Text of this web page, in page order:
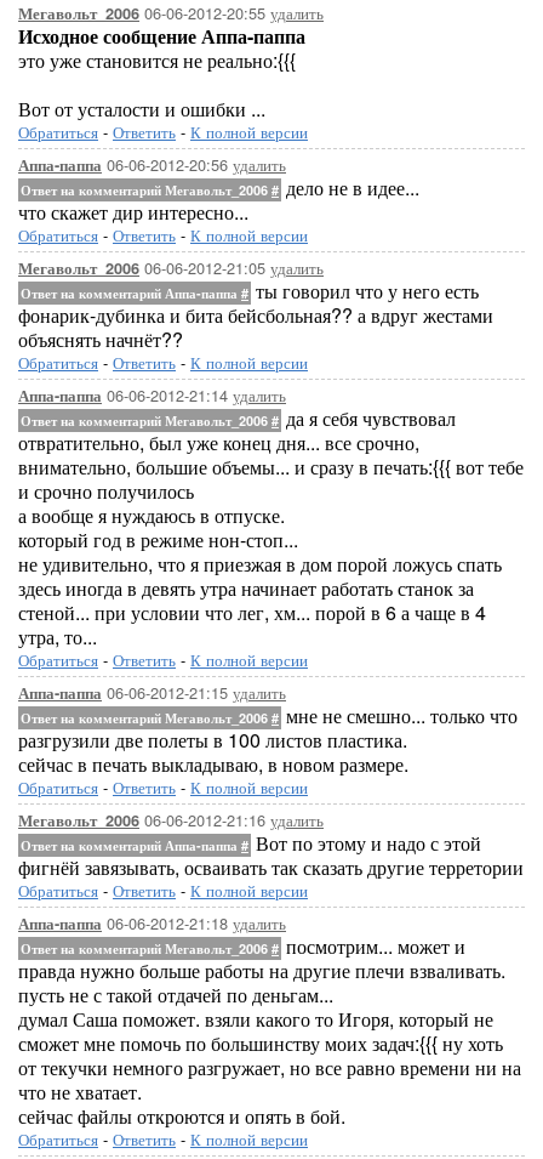
Мегавольт_2006 06-06-2012-20:55 удалить
Исходное сообщение Аппа-паппа
это уже становится не реально:{{{
Вот от усталости и ошибки ...
Обратиться - Ответить - К полной версии
Аппа-паппа 06-06-2012-20:56 удалить
Ответ на комментарий Мегавольт_2006 # дело не в идее...
что скажет дир интересно...
Обратиться - Ответить - К полной версии
Мегавольт_2006 06-06-2012-21:05 удалить
Ответ на комментарий Аппа-паппа # ты говорил что у него есть
фонарик-дубинка и бита бейсбольная?? а вдруг жестами
объяснять начнёт??
Обратиться - Ответить - К полной версии
Аппа-паппа 06-06-2012-21:14 удалить
Ответ на комментарий Мегавольт_2006 # да я себя чувствовал
отвратительно, был уже конец дня... все срочно,
внимательно, большие объемы... и сразу в печать:{{{ вот тебе
и срочно получилось
а вообще я нуждаюсь в отпуске.
который год в режиме нон-стоп...
не удивительно, что я приезжая в дом порой ложусь спать
здесь иногда в девять утра начинает работать станок за
стеной... при условии что лег, хм... порой в 6 а чаще в 4
утра, то...
Обратиться - Ответить - К полной версии
Аппа-паппа 06-06-2012-21:15 удалить
Ответ на комментарий Мегавольт_2006 # мне не смешно... только что
разгрузили две полеты в 100 листов пластика.
сейчас в печать выкладываю, в новом размере.
Обратиться - Ответить - К полной версии
Мегавольт_2006 06-06-2012-21:16 удалить
Ответ на комментарий Аппа-паппа # Вот по этому и надо с этой
фигнёй завязывать, осваивать так сказать другие терретории
Обратиться - Ответить - К полной версии
Аппа-паппа 06-06-2012-21:18 удалить
Ответ на комментарий Мегавольт_2006 # посмотрим... может и
правда нужно больше работы на другие плечи взваливать.
пусть не с такой отдачей по деньгам...
думал Саша поможет. взяли какого то Игоря, который не
сможет мне помочь по большинству моих задач:{{{ ну хоть
от текучки немного разгружает, но все равно времени ни на
что не хватает.
сейчас файлы откроются и опять в бой.
Обратиться - Ответить - К полной версии